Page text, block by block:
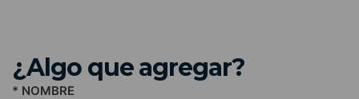
¿Algo que agregar?
* NOMBRE